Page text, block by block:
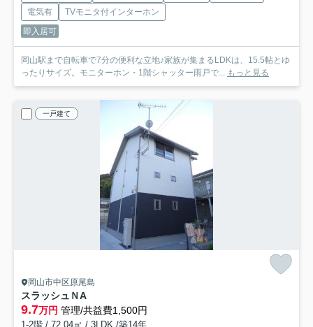
電気有
TVモニタ付インターホン
即入居可
岡山駅まで自転車で7分の便利な立地♪家族が集まるLDKは、15.5帖とゆ
ったりサイズ。モニターホン・1階シャッター雨戸で... もっと見る
一戸建て
岡山市中区原尾島
スラッシュＮA
9.7万円 管理/共益費1,500円
1-2階 / 72.04㎡ / 3LDK /築14年